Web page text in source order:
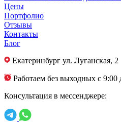
Цены
Портфолио
Отзывы
Контакты
Блог
Екатеринбург ул. Луганская, 2
Работаем без выходных с 9:00
Консультация в мессенджере: